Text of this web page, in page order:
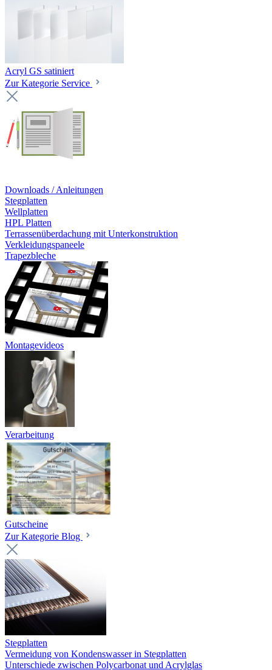
Acryl GS satiniert
Zur Kategorie Service
Downloads / Anleitungen
Stegplatten
Wellplatten
HPL Platten
Terrassenüberdachung mit Unterkonstruktion
Verkleidungspaneele
Trapezbleche
Montagevideos
Verarbeitung
Gutscheine
Zur Kategorie Blog
Stegplatten
Vermeidung von Kondenswasser in Stegplatten
Unterschiede zwischen Polycarbonat und Acrylglas